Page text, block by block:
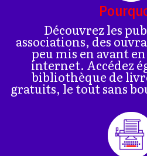
Découvrez les
associations, des
peu mis en avant
internet. Accédez
bibliothèque de
gratuits, le tout sans